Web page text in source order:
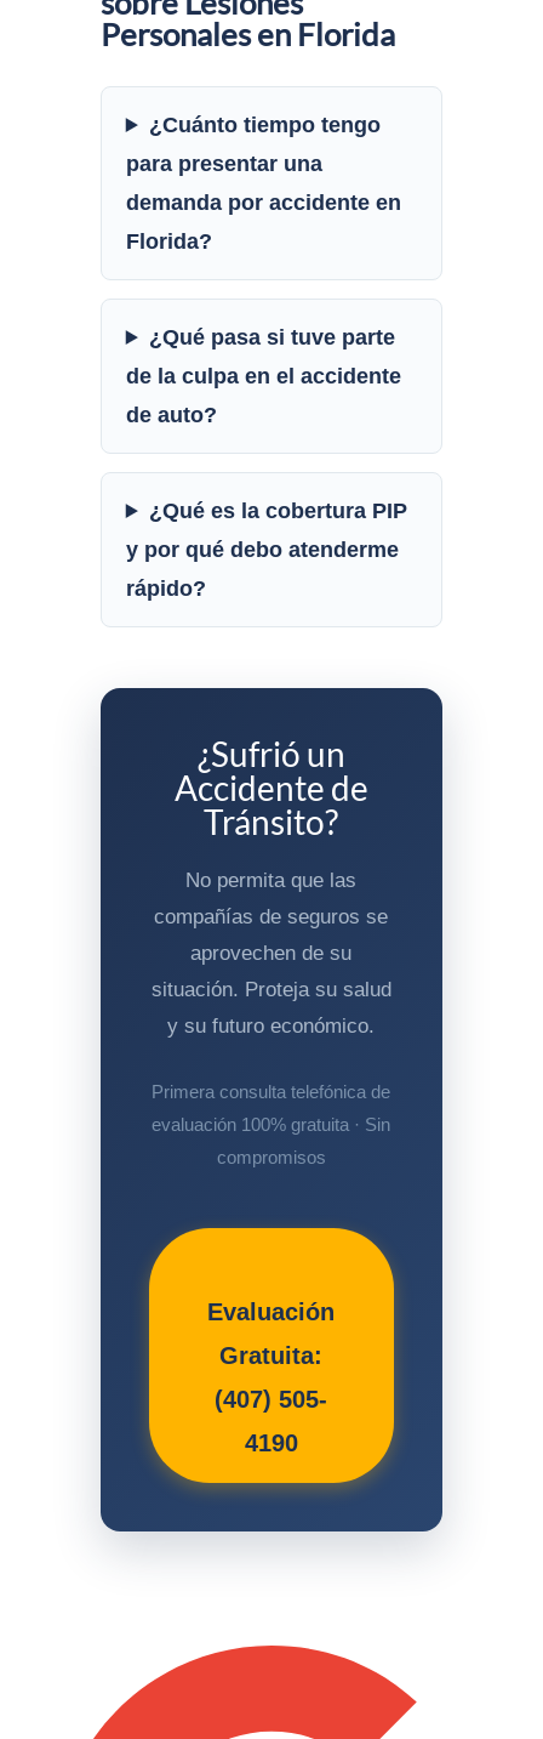
Personales en Florida
¿Cuánto tiempo tengo
para presentar una
demanda por accidente en
Florida?
¿Qué pasa si tuve parte
de la culpa en el accidente
de auto?
¿Qué es la cobertura PIP
y por qué debo atenderme
rápido?
¿Sufrió un
Accidente de
Tránsito?
No permita que las
compañías de seguros se
aprovechen de su
situación. Proteja su salud
y su futuro económico.
Primera consulta telefónica de
evaluación 100% gratuita · Sin
compromisos
Evaluación
Gratuita:
(407) 505-
4190